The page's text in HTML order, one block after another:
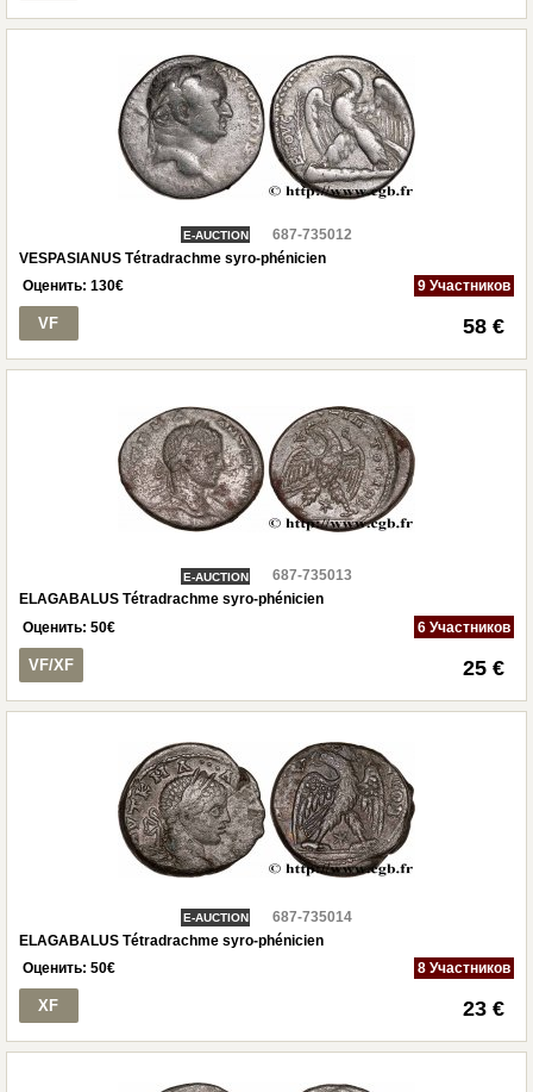
E-AUCTION
687-735012
VESPASIANUS Tétradrachme syro-phénicien
Оценить: 130€ 9 Участников
VF 58 €
E-AUCTION
687-735013
ELAGABALUS Tétradrachme syro-phénicien
Оценить: 50€ 6 Участников
VF/XF 25 €
E-AUCTION
687-735014
ELAGABALUS Tétradrachme syro-phénicien
Оценить: 50€ 8 Участников
XF 23 €